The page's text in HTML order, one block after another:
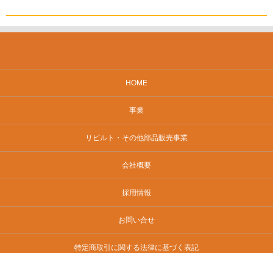
HOME
事業
リビルト・その他部品販売事業
会社概要
採用情報
お問い合せ
特定商取引に関する法律に基づく表記